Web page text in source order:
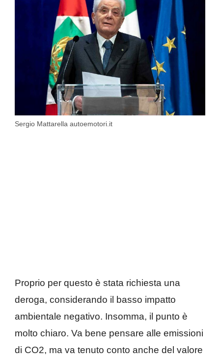
Sergio Mattarella autoemotori.it
Proprio per questo è stata richiesta una
deroga, considerando il basso impatto
ambientale negativo. Insomma, il punto è
molto chiaro. Va bene pensare alle emissioni
di CO2, ma va tenuto conto anche del valore